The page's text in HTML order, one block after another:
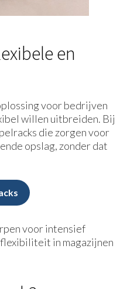
en
voor bedrijven
willen uitbreiden. Bij
die zorgen voor
opslag, zonder dat
voor intensief
in magazijnen